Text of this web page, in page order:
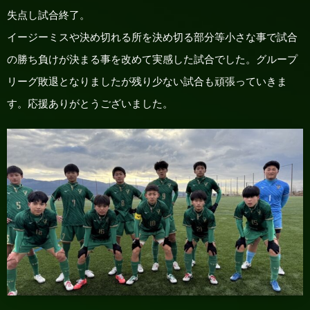
失点し試合終了。
イージーミスや決め切れる所を決め切る部分等小さな事で試合
の勝ち負けが決まる事を改めて実感した試合でした。グループ
リーグ敗退となりましたが残り少ない試合も頑張っていきま
す。応援ありがとうございました。